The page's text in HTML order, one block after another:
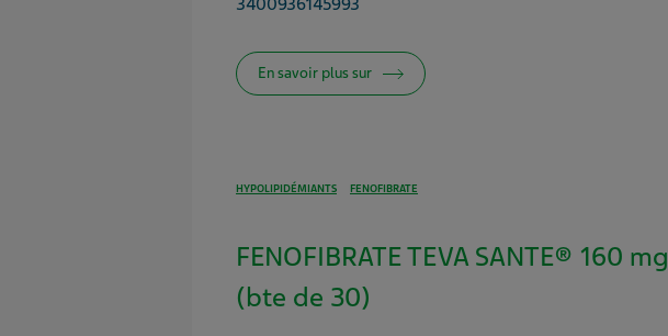
3400936145993
En savoir plus sur
HYPOLIPIDÉMIANTS FENOFIBRATE
FENOFIBRATE TEVA SANTE® 160 mg
(bte de 30)